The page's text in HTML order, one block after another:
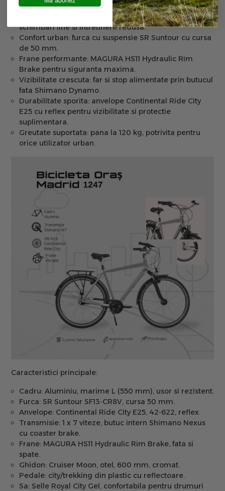
dinam, stop spate si sonerie incluse.
Transmisie interna Shimano Nexus:7 viteze pentru
schimbari line si intretinere redusa.
Confort urban: furca cu suspensie SR Suntour cu cursa
de 50 mm.
Frane performante: MAGURA HS11 Hydraulic Rim
Brake pentru siguranta maxima.
Vizibilitate crescuta: far si stop alimentate prin butucul
fata Shimano Dynamo.
Durabilitate sporita: anvelope Continental Ride City
E25 cu reflex pentru vizibilitate si protectie
suplimentara.
Greutate suportata: pana la 120 kg, potrivita pentru
orice utilizator urban.
Caracteristici principale:
Cadru: Aluminiu, marime L (550 mm), usor si rezistent.
Furca: SR Suntour SF13-CR8V, cursa 50 mm.
Anvelope: Continental Ride City E25, 42-622, reflex.
Transmisie: 1 x 7 viteze, butuc intern Shimano Nexus
cu coaster brake.
Frane: MAGURA HS11 Hydraulic Rim Brake, fata si
spate.
Ghidon: Cruiser Moon, otel, 600 mm, cromat.
Pedale: city/trekking din plastic cu reflectoare.
Sa: Selle Royal City Gel, confortabila pentru drumuri